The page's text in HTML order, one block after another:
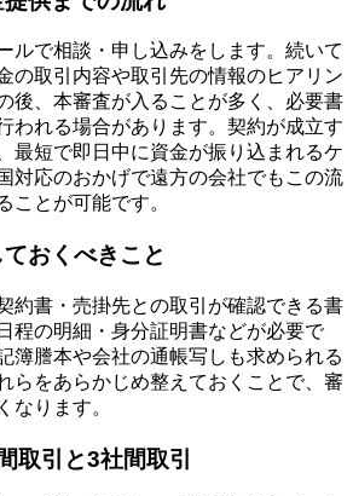
ルで相談・申し込みをします。続いて
の取引内容や取引先の情報のヒアリン
後、本審査が入ることが多く、必要書
われる場合があります。契約が成立す
最短で即日中に資金が振り込まれるケ
対応のおかげで遠方の会社でもこの流
ことが可能です。
おくべきこと
約書・売掛先との取引が確認できる書
程の明細・身分証明書などが必要で
簿謄本や会社の通帳写しも求められる
らをあらかじめ整えておくことで、審
なります。
取引と3社間取引